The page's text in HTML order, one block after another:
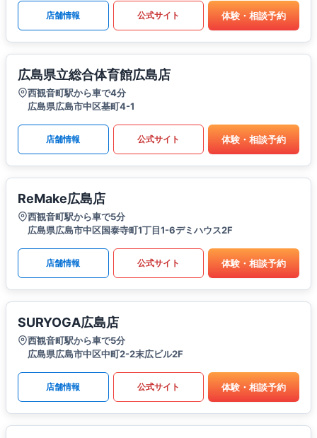
店舗情報 公式サイト 体験・相談予約
広島県立総合体育館広島店
西観音町駅から車で4分
広島県広島市中区基町4-1
店舗情報 公式サイト 体験・相談予約
ReMake広島店
西観音町駅から車で5分
広島県広島市中区国泰寺町1丁目1-6デミハウス2F
店舗情報 公式サイト 体験・相談予約
SURYOGA広島店
西観音町駅から車で5分
広島県広島市中区中町2-2末広ビル2F
店舗情報 公式サイト 体験・相談予約